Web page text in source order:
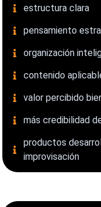
estructura clara
pensamiento
organización
contenido
valor percibido
más credibilidad
productos
improvisación